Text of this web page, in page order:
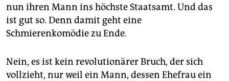
veranstaltungen
shop
unterstützen
nun ihren Mann ins höchste Staatsamt. Und das
ist gut so. Denn damit geht eine
Schmierenkomödie zu Ende.
Nein, es ist kein revolutionärer Bruch, der sich
vollzieht, nur weil ein Mann, dessen Ehefrau ein